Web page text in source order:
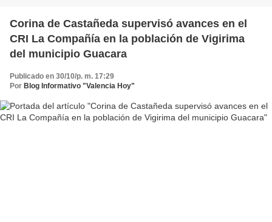
Corina de Castañeda supervisó avances en el
CRI La Compañía en la población de Vigirima
del municipio Guacara
Publicado en 30/10/p. m. 17:29
Por Blog Informativo "Valencia Hoy"